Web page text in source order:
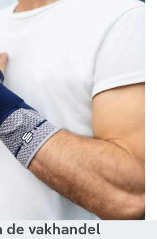
de vakhandel